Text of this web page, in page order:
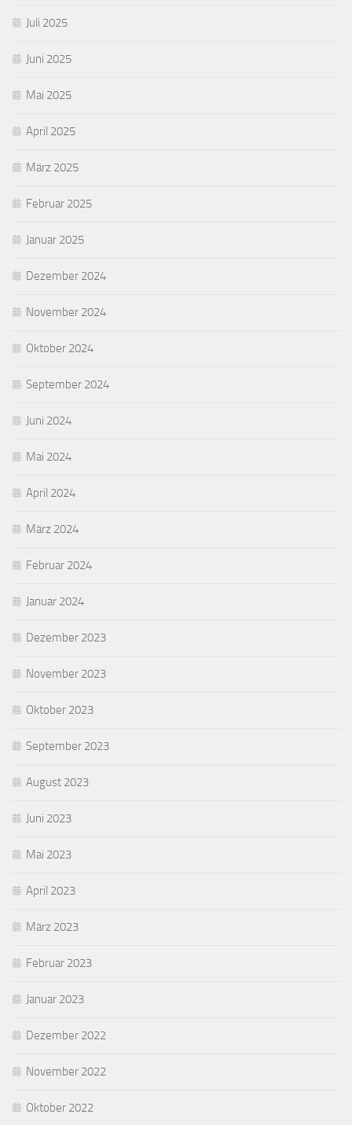
Juli 2025
Juni 2025
Mai 2025
April 2025
März 2025
Februar 2025
Januar 2025
Dezember 2024
November 2024
Oktober 2024
September 2024
Juni 2024
Mai 2024
April 2024
März 2024
Februar 2024
Januar 2024
Dezember 2023
November 2023
Oktober 2023
September 2023
August 2023
Juni 2023
Mai 2023
April 2023
März 2023
Februar 2023
Januar 2023
Dezember 2022
November 2022
Oktober 2022